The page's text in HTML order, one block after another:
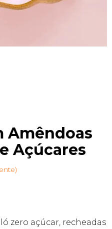
Amêndoas
Açúcares
zero açúcar, recheadas